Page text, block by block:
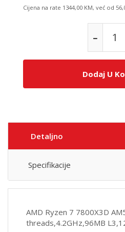
Cijena na rate 1344,00 KM, već od
Dodaj U
Detaljno
Specifikacije
AMD Ryzen 7 7800X3D
threads,4.2GHz,96MB